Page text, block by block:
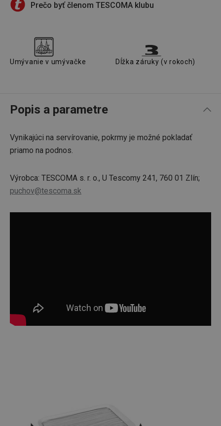
Prečo byť členom TESCOMA klubu
Umývanie v umývačke Dĺžka záruky (v rokoch)
Popis a parametre
Vynikajúci na servírovanie, pokrmy je možné pokladať
priamo na podnos.
Výrobca: TESCOMA s. r. o., U Tescomy 241, 760 01 Zlín;
puchov@tescoma.sk